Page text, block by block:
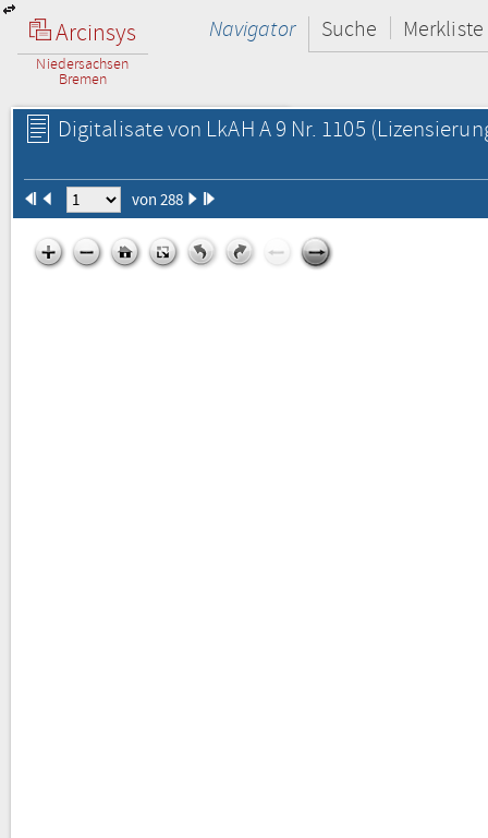
Arcinsys
Niedersachsen
Bremen
Navigator Suche Merkliste
Digitalisate von LkAH A 9 Nr. 1105
von 288